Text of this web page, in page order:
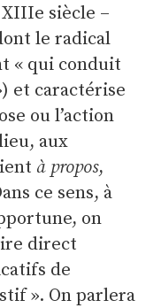
siècle –
le radical
« qui conduit
et caractérise
ou l’action
aux
à propos,
ce sens, à
on
direct
de
». On parlera